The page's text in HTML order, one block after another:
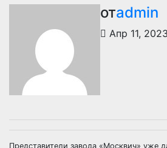
отadmin
Апр 11, 2023
Представители завода «Москвич» уже